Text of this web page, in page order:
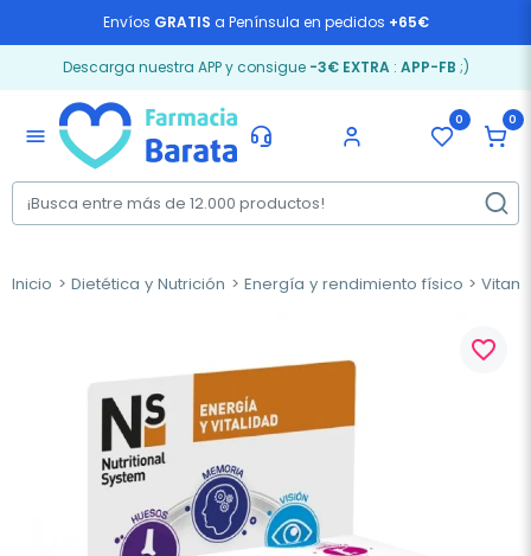
Envíos GRATIS a Península en pedidos +65€
Descarga nuestra APP y consigue -3€ EXTRA: APP-FB ;)
menu
0 0
Inicio Dietética y Nutrición Energía y rendimiento físico
favorite_border